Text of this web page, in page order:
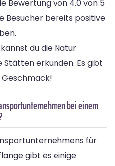
Bewertung von 4.0 von 5
Besucher bereits positive
du die Natur
erkunden. Es gibt
bei einem
für
gibt es einige